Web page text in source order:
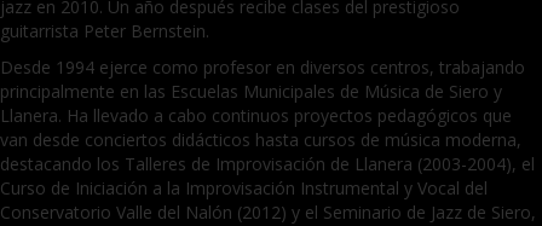
jazz en 2010. Un año después recibe clases del prestigioso
guitarrista Peter Bernstein.
Desde 1994 ejerce como profesor en diversos centros, trabajando
principalmente en las Escuelas Municipales de Música de Siero y
Llanera. Ha llevado a cabo continuos proyectos pedagógicos que
van desde conciertos didácticos hasta cursos de música moderna,
destacando los Talleres de Improvisación de Llanera (2003-2004), el
Curso de Iniciación a la Improvisación Instrumental y Vocal del
Conservatorio Valle del Nalón (2012) y el Seminario de Jazz de Siero,